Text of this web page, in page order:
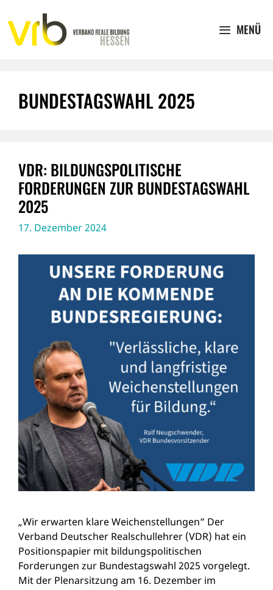
Inhalt
springen
MENÜ
BUNDESTAGSWAHL 2025
VDR: BILDUNGSPOLITISCHE
FORDERUNGEN ZUR BUNDESTAGSWAHL
2025
17. Dezember 2024
„Wir erwarten klare Weichenstellungen“ Der
Verband Deutscher Realschullehrer (VDR) hat ein
Positionspapier mit bildungspolitischen
Forderungen zur Bundestagswahl 2025 vorgelegt.
Mit der Plenarsitzung am 16. Dezember im